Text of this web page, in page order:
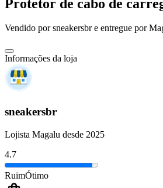
Protetor de cabo de
Vendido porsneakersbre entregue por
Informações da loja
sneakersbr
Lojista Magalu desde 2025
4.7
RuimÓtimo